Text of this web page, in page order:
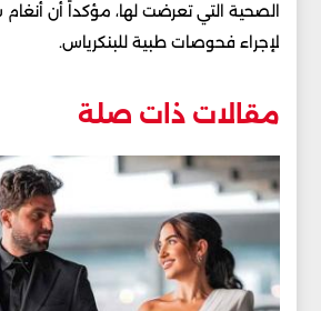
الصحية التي تعرضت لها، مؤكداً أن أنغام
لإجراء فحوصات طبية للبنكرياس.
مقالات ذات صلة